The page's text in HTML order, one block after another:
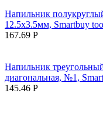
Напильник
12.5х3.5мм, Smartbuy
167.69 Р
Напильник
диагональная, №1,
145.46 Р